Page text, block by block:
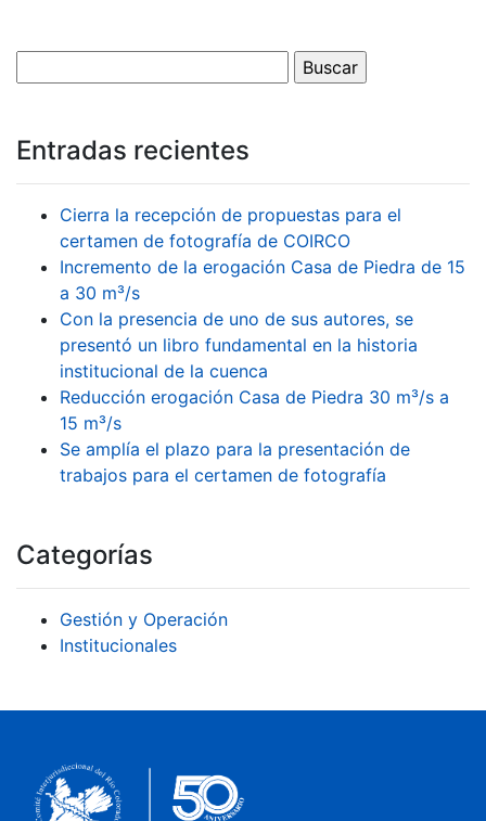
Entradas recientes
Cierra la recepción de propuestas para el
certamen de fotografía de COIRCO
Incremento de la erogación Casa de Piedra de 15
a 30 m³/s
Con la presencia de uno de sus autores, se
presentó un libro fundamental en la historia
institucional de la cuenca
Reducción erogación Casa de Piedra 30 m³/s a
15 m³/s
Se amplía el plazo para la presentación de
trabajos para el certamen de fotografía
Categorías
Gestión y Operación
Institucionales